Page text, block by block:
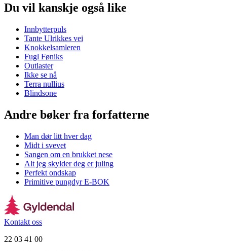
Du vil kanskje også like
Innbytterpuls
Tante Ulrikkes vei
Knokkelsamleren
Fugl Føniks
Outlaster
Ikke se nå
Terra nullius
Blindsone
Andre bøker fra forfatterne
Man dør litt hver dag
Midt i svevet
Sangen om en brukket nese
Alt jeg skylder deg er juling
Perfekt ondskap
Primitive pungdyr E-BOK
Kontakt oss
22 03 41 00